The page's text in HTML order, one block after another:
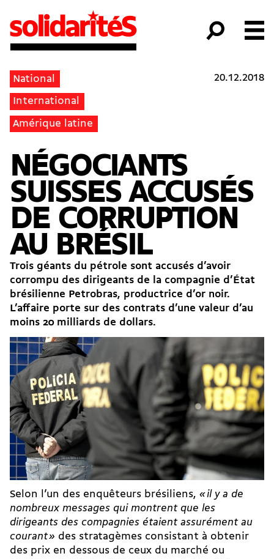
National
International
Amérique latine
20.12.2018
NÉGOCIANTS
SUISSES ACCUSÉS
DE CORRUPTION
AU BRÉSIL
Trois géants du pétrole sont accusés d’avoir
corrompu des dirigeants de la compagnie d’État
brésilienne Petrobras, productrice d’or noir.
L’affaire porte sur des contrats d’une valeur d’au
moins 20 milliards de dollars.
Selon l’un des enquêteurs brésiliens, « il y a de
nombreux messages qui montrent que les
dirigeants des compagnies étaient assurément au
courant » des stratagèmes consistant à obtenir
des prix en dessous de ceux du marché ou